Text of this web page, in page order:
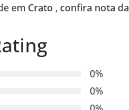
em Crato , confira nota da
0%
0%